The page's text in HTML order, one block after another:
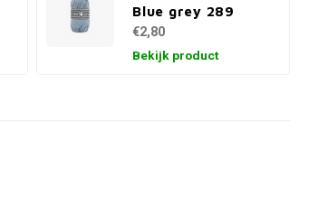
Blue grey 289
€2,80
Bekijk product